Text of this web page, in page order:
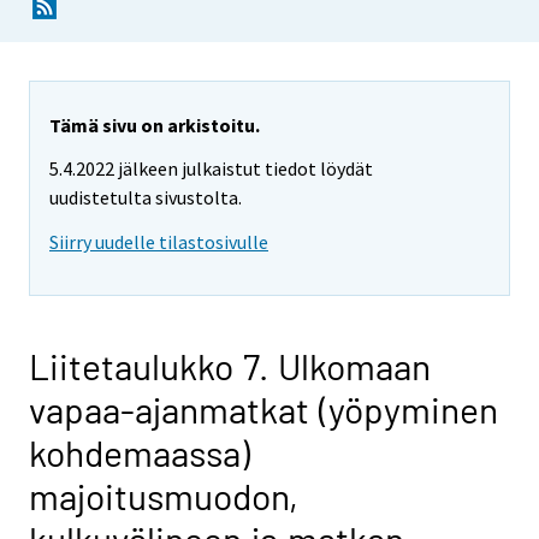
Tämä sivu on arkistoitu.
5.4.2022 jälkeen julkaistut tiedot löydät
uudistetulta sivustolta.
Siirry uudelle tilastosivulle
Liitetaulukko 7. Ulkomaan
vapaa-ajanmatkat (yöpyminen
kohdemaassa)
majoitusmuodon,